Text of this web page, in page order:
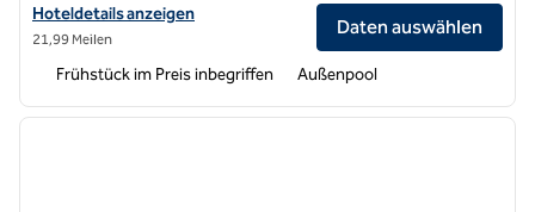
Hoteldetails für Homewood Suites by Hilton Santa Maria anzeigen
Hoteldetails anzeigen
21,99 Meilen
Daten auswählen
Frühstück im Preis inbegriffen Außenpool
1 von 12